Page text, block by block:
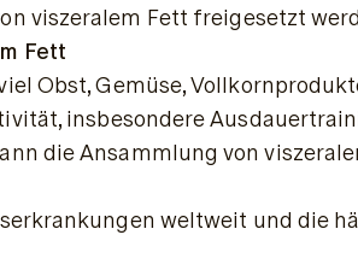
viszeralem Fett freigesetzt
Fett
Obst, Gemüse,
insbesondere
die Ansammlung von